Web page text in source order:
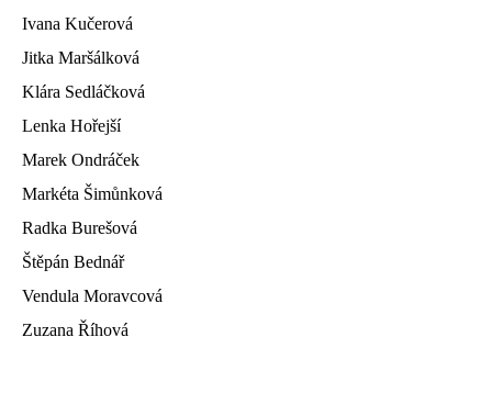
Ivana Kučerová
Jitka Maršálková
Klára Sedláčková
Lenka Hořejší
Marek Ondráček
Markéta Šimůnková
Radka Burešová
Štěpán Bednář
Vendula Moravcová
Zuzana Říhová